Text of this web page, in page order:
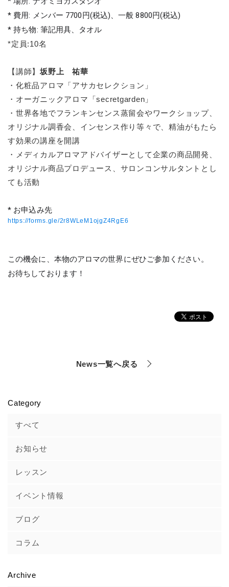
* 費用: メンバー 7700円(税込)、一般 8800円(税込)
* 持ち物: 筆記用具、タオル
*定員:10名
【講師】坂野上 祐華
・化粧品アロマ「アサカセレクション」
・オーガニックアロマ「secretgarden」
・世界各地でフランキンセンス蒸留会やワークショップ、
オリジナル調香会、インセンス作り等々で、精油がもたら
す効果の講座を開講
・メディカルアロマアドバイザーとして企業の商品開発、
オリジナル商品プロデュース、サロンコンサルタントとし
ても活動
* お申込み先
https://forms.gle/2r8WLeM1ojgZ4RgE6
この機会に、本物のアロマの世界にぜひご参加ください。
お待ちしております！
News一覧へ戻る
Category
すべて
お知らせ
レッスン
イベント情報
ブログ
コラム
Archive